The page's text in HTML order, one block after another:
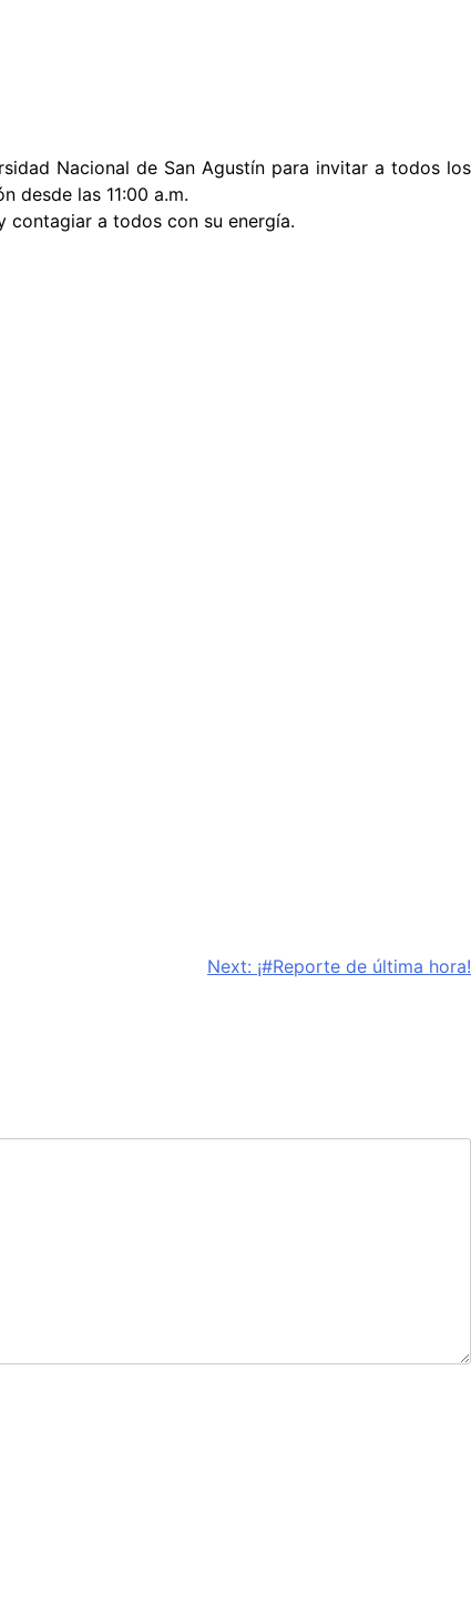
Nacional de San Agustín para invitar a todos los
desde las 11:00 a.m.
contagiar a todos con su energía.
Next: ¡#Reporte de última hora!